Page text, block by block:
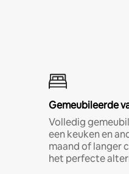
Gemeubileerde
Volledig
een keuken en
maand of langer
het perfecte